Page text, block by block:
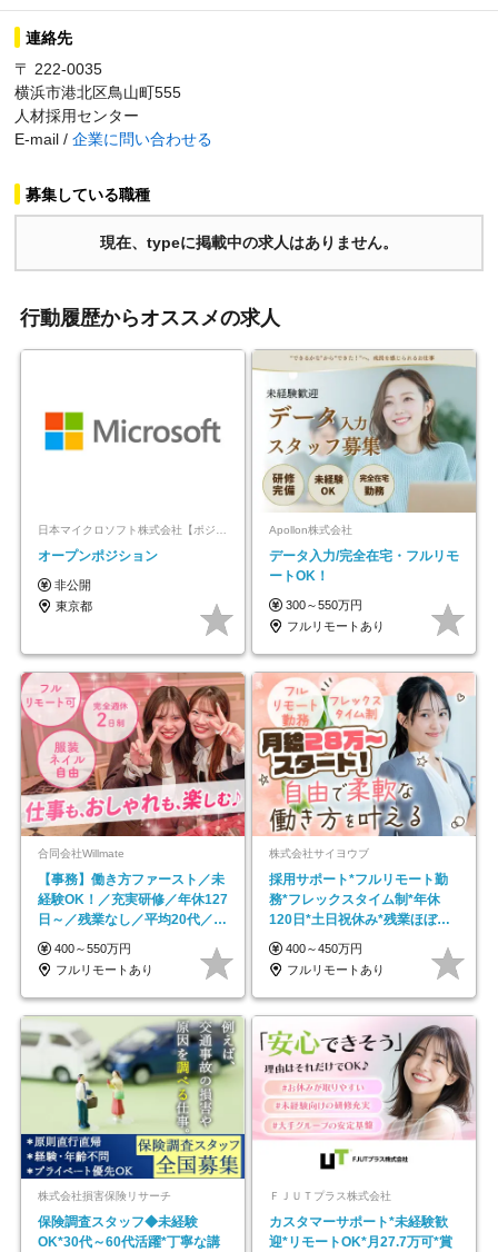
連絡先
〒 222-0035
横浜市港北区鳥山町555
人材採用センター
E-mail / 企業に問い合わせる
募集している職種
現在、typeに掲載中の求人はありません。
行動履歴からオススメの求人
日本マイクロソフト株式会社【ポジションマッチ登録】
オープンポジション
非公開
東京都
Apollon株式会社
データ入力/完全在宅・フルリモ
ートOK！
300～550万円
フルリモートあり
合同会社Willmate
【事務】働き方ファースト／未
経験OK！／充実研修／年休127
日～／残業なし／平均20代／リ
モートOK
400～550万円
フルリモートあり
株式会社サイヨウブ
採用サポート*フルリモート勤
務*フレックスタイム制*年休
120日*土日祝休み*残業ほぼな
し*育児中社員8割以上
400～450万円
フルリモートあり
株式会社損害保険リサーチ
保険調査スタッフ◆未経験
OK*30代～60代活躍*丁寧な講
ＦＪＵＴプラス株式会社
カスタマーサポート*未経験歓
迎*リモートOK*月27.7万可*賞